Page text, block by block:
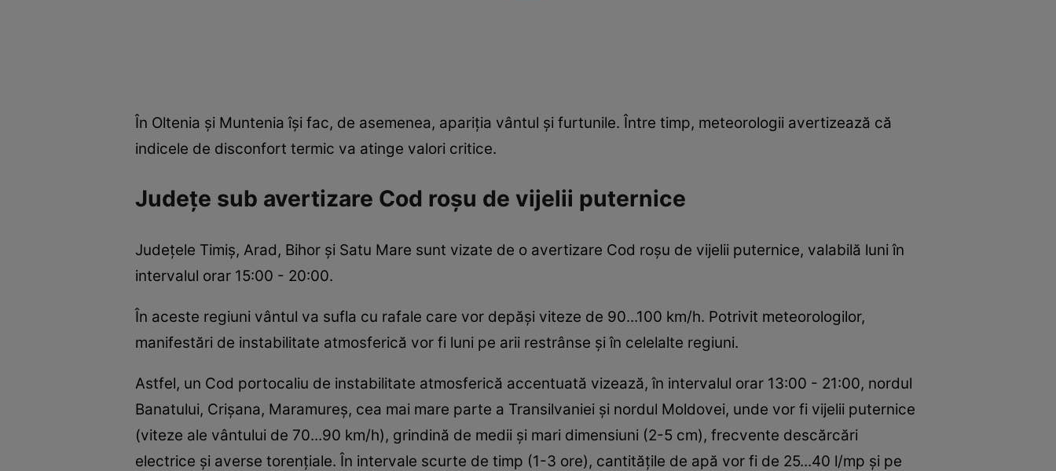
În Oltenia și Muntenia își fac, de asemenea, apariția vântul și furtunile. Între timp, meteorologii avertizează că
indicele de disconfort termic va atinge valori critice.
Județe sub avertizare Cod roșu de vijelii puternice
Judeţele Timiş, Arad, Bihor şi Satu Mare sunt vizate de o avertizare Cod roşu de vijelii puternice, valabilă luni în
intervalul orar 15:00 - 20:00.
În aceste regiuni vântul va sufla cu rafale care vor depăşi viteze de 90...100 km/h. Potrivit meteorologilor,
manifestări de instabilitate atmosferică vor fi luni pe arii restrânse şi în celelalte regiuni.
Astfel, un Cod portocaliu de instabilitate atmosferică accentuată vizează, în intervalul orar 13:00 - 21:00, nordul
Banatului, Crişana, Maramureş, cea mai mare parte a Transilvaniei şi nordul Moldovei, unde vor fi vijelii puternice
(viteze ale vântului de 70...90 km/h), grindină de medii şi mari dimensiuni (2-5 cm), frecvente descărcări
electrice şi averse torenţiale. În intervale scurte de timp (1-3 ore), cantităţile de apă vor fi de 25...40 l/mp şi pe